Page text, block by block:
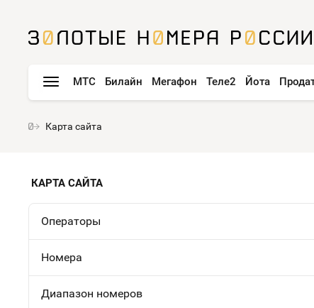
МТС Билайн Мегафон Теле2 Йота
Карта сайта
КАРТА САЙТА
Операторы
Номера
Диапазон номеров